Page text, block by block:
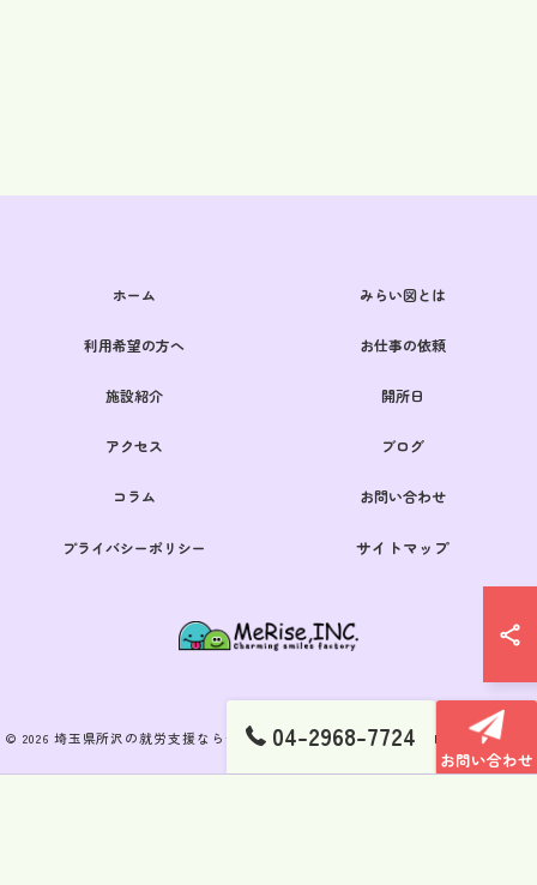
04-2968-7724
お問い合わせ
ホーム みらい図とは
利用希望の方へ お仕事の依頼
施設紹介 開所日
アクセス ブログ
コラム お問い合わせ
プライバシーポリシー サイトマップ
© 2026 埼玉県所沢の就労支援なら一般社団法人MeRise ALL RIGHTS RESERVED.